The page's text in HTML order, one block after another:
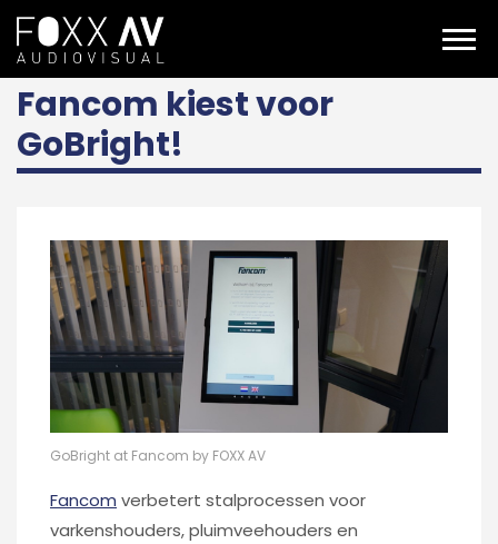
NL Projecten
Fancom kiest voor
GoBright!
GoBright at Fancom by FOXX AV
Fancom verbetert stalprocessen voor
varkenshouders, pluimveehouders en